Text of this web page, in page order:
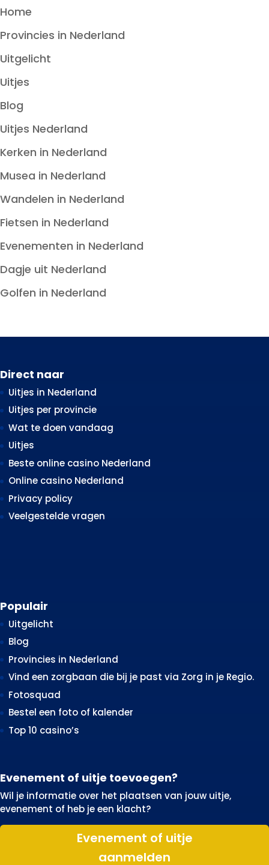
Home
Provincies in Nederland
Uitgelicht
Uitjes
Blog
Uitjes Nederland
Kerken in Nederland
Musea in Nederland
Wandelen in Nederland
Fietsen in Nederland
Evenementen in Nederland
Dagje uit Nederland
Golfen in Nederland
Direct naar
Uitjes in Nederland
Uitjes per provincie
Wat te doen vandaag
Uitjes
Beste online casino Nederland
Online casino Nederland
Privacy policy
Veelgestelde vragen
Populair
Uitgelicht
Blog
Provincies in Nederland
Vind een zorgbaan die bij je past via Zorg in je Regio.
Fotosquad
Bestel een foto of kalender
Top 10 casino’s
Evenement of uitje toevoegen?
Wil je informatie over het plaatsen van jouw uitje,
evenement of heb je een klacht?
Evenement of uitje
aanmelden